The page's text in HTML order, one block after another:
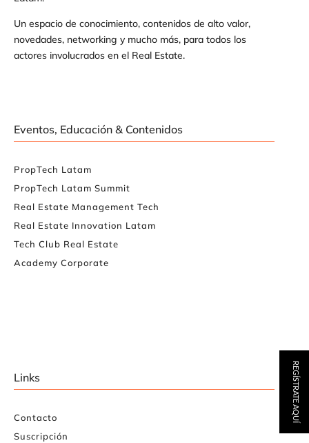
Un espacio de conocimiento, contenidos de alto valor,
novedades, networking y mucho más, para todos los
actores involucrados en el Real Estate.
Eventos, Educación & Contenidos
PropTech Latam
PropTech Latam Summit
Real Estate Management Tech
Real Estate Innovation Latam
Tech Club Real Estate
Academy Corporate
Links
Contacto
Suscripción
REGÍSTRATE AQUÍ